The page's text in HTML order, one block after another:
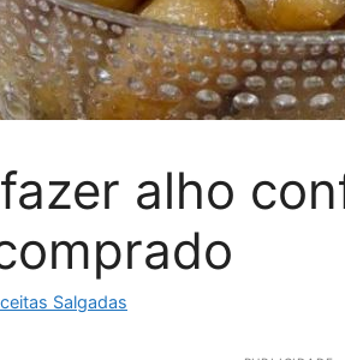
alho
Salgadas